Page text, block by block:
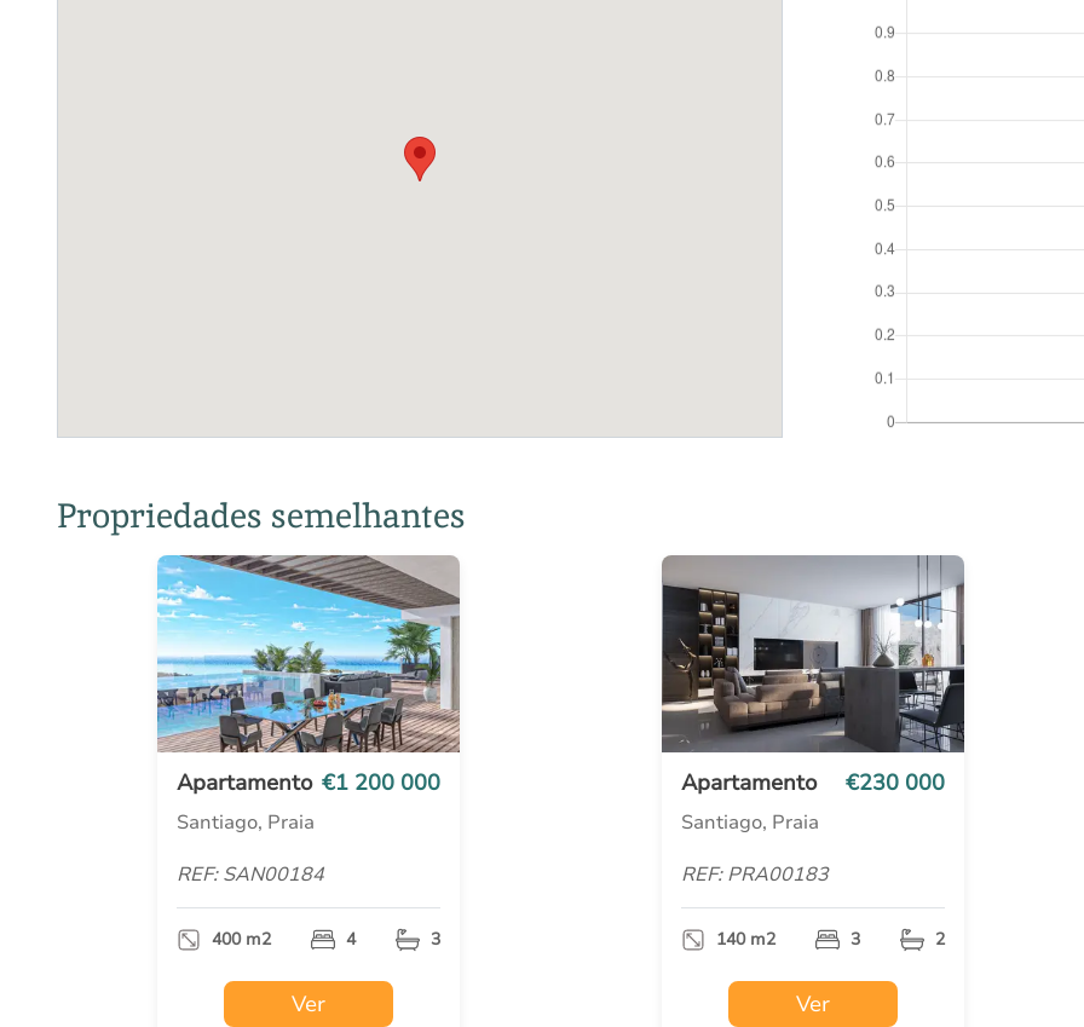
Propriedades semelhantes
Apartamento €1 200 000
Santiago, Praia
REF: SAN00184
400 m2 4 3
Ver
Apartamento €230 000
Santiago, Praia
REF: PRA00183
140 m2 3 2
Ver